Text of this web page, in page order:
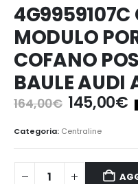
4G9959107C
MODULO
COFANO
BAULE AUDI
164,00€ Il
prezzo
originale
era:
164,00€.
145,00€Il
Categoria: Centraline